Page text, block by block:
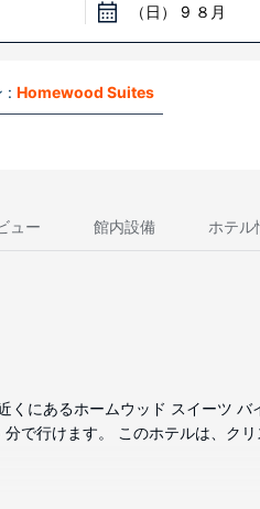
（日） 9 ８月
: Homewood Suites
ュー 館内設備 ホテル
くにあるホームウッド スイーツ
で行けます。 このホテルは、ク